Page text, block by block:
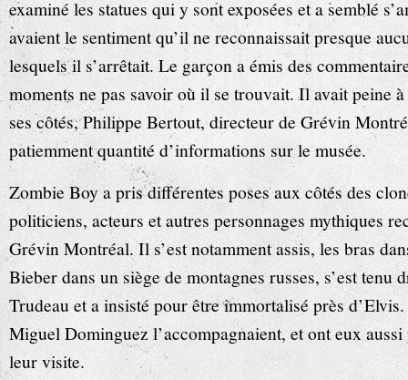
examiné les statues qui y sont exposées et a semblé
avaient le sentiment qu’il ne reconnaissait presque
lesquels il s’arrêtait. Le garçon a émis des
moments ne pas savoir où il se trouvait. Il avait peine
ses côtés, Philippe Bertout, directeur de Grévin
patiemment quantité d’informations sur le musée.
Zombie Boy a pris différentes poses aux côtés des
politiciens, acteurs et autres personnages mythiques
Grévin Montréal. Il s’est notamment assis, les bras
Bieber dans un siège de montagnes russes, s’est tenu
Trudeau et a insisté pour être immortalisé près
Miguel Dominguez l’accompagnaient, et ont eux
leur visite.